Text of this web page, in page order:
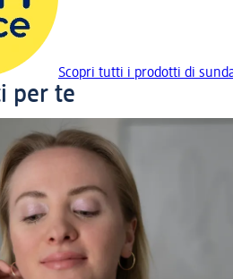
Scopri tutti i prodotti di
per te